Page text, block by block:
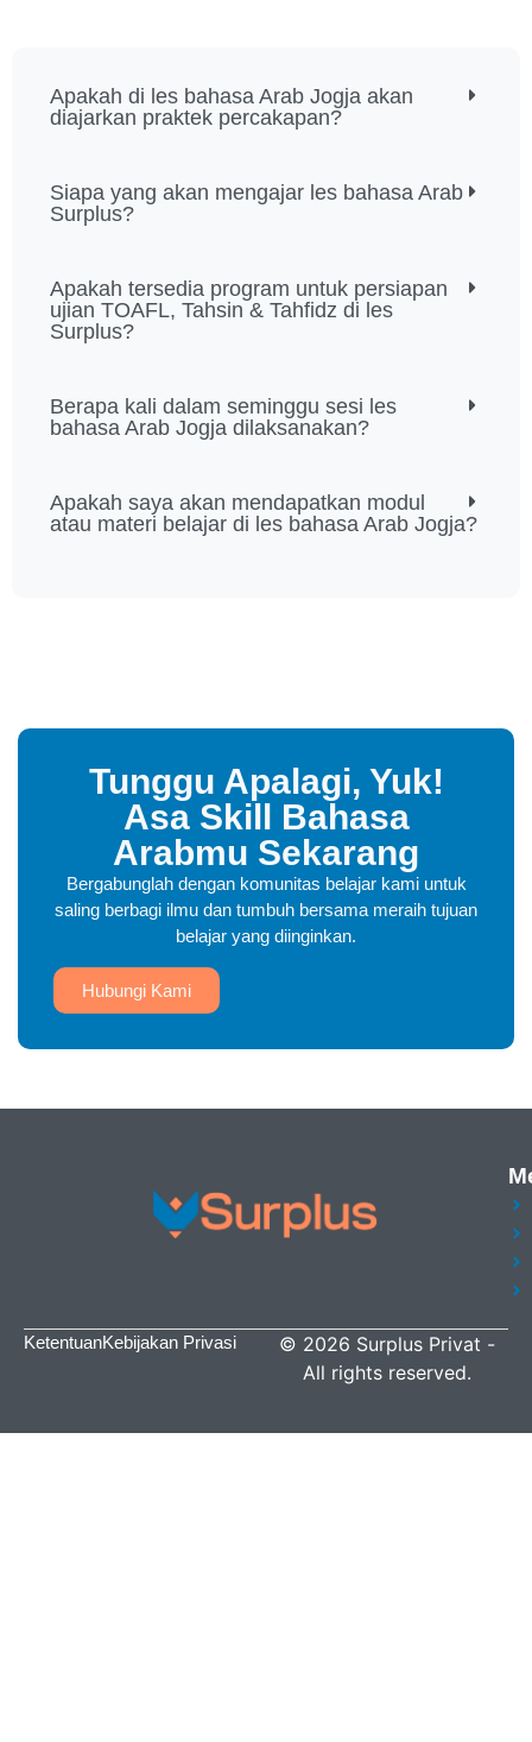
Apakah di les bahasa Arab Jogja akan
diajarkan praktek percakapan?
Siapa yang akan mengajar les bahasa Arab
Surplus?
Apakah tersedia program untuk persiapan
ujian TOAFL, Tahsin & Tahfidz di les
Surplus?
Berapa kali dalam seminggu sesi les
bahasa Arab Jogja dilaksanakan?
Apakah saya akan mendapatkan modul
atau materi belajar di les bahasa Arab Jogja?
Tunggu Apalagi, Yuk!
Asa Skill Bahasa
Arabmu Sekarang
Bergabunglah dengan komunitas belajar kami untuk
saling berbagi ilmu dan tumbuh bersama meraih tujuan
belajar yang diinginkan.
Hubungi Kami
KetentuanKebijakan Privasi © 2026 Surplus Privat -
All rights reserved.